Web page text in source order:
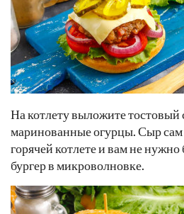
На котлету выложите тостовый
маринованные огурцы. Сыр сам
горячей котлете и вам не нужно
бургер в микроволновке.